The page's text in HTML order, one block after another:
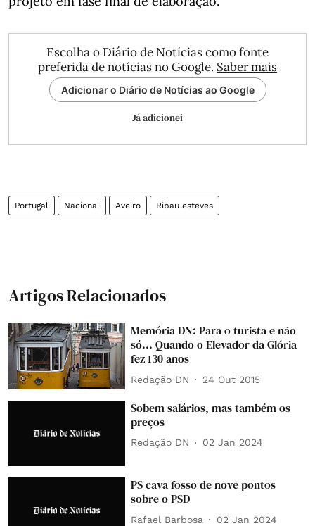
Escolha o Diário de Notícias como fonte
preferida de notícias no Google. Saber mais
Adicionar o Diário de Notícias ao Google
Já adicionei
Portugal Nacional Aveiro Ribau esteves
Artigos Relacionados
Memória DN: Para o turista e não
só... Quando o Elevador da Glória
fez 130 anos
Redação DN 24 Out 2015
Sobem salários, mas também os
preços
Redação DN 02 Jan 2024
PS cava fosso de nove pontos
sobre o PSD
Rafael Barbosa 02 Jan 2024